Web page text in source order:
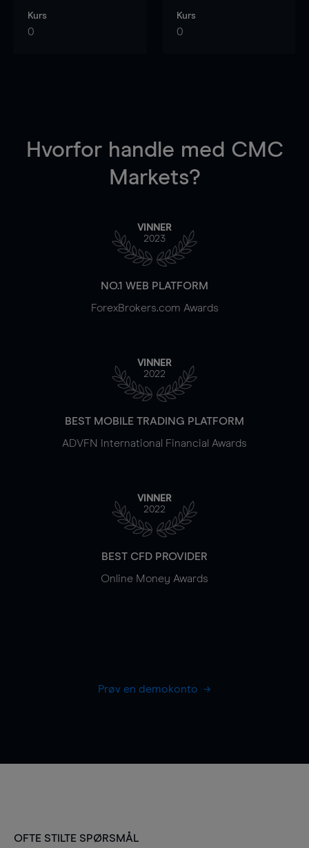
Kurs
0
Kurs
0
Hvorfor handle med CMC
Markets?
VINNER
2023
NO.1 WEB PLATFORM
ForexBrokers.com Awards
VINNER
2022
BEST MOBILE TRADING PLATFORM
ADVFN International Financial Awards
VINNER
2022
BEST CFD PROVIDER
Online Money Awards
Prøv en demokonto
OFTE STILTE SPØRSMÅL